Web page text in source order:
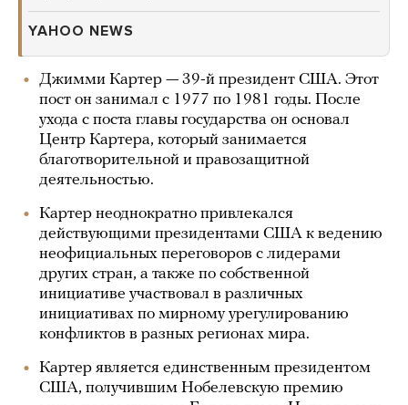
YAHOO NEWS
Джимми Картер — 39-й президент США. Этот
пост он занимал с 1977 по 1981 годы. После
ухода с поста главы государства он основал
Центр Картера, который занимается
благотворительной и правозащитной
деятельностью.
Картер неоднократно привлекался
действующими президентами США к ведению
неофициальных переговоров с лидерами
других стран, а также по собственной
инициативе участвовал в различных
инициативах по мирному урегулированию
конфликтов в разных регионах мира.
Картер является единственным президентом
США, получившим Нобелевскую премию